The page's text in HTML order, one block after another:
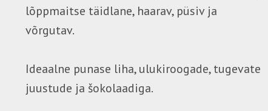
lõppmaitse täidlane, haarav, püsiv ja
võrgutav.
Ideaalne punase liha, ulukiroogade, tugevate
juustude ja šokolaadiga.